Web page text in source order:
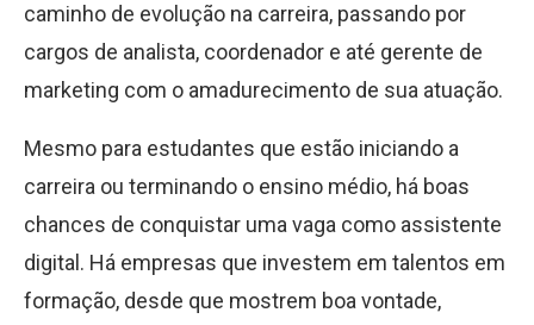
caminho de evolução na carreira, passando por
cargos de analista, coordenador e até gerente de
marketing com o amadurecimento de sua atuação.
Mesmo para estudantes que estão iniciando a
carreira ou terminando o ensino médio, há boas
chances de conquistar uma vaga como assistente
digital. Há empresas que investem em talentos em
formação, desde que mostrem boa vontade,